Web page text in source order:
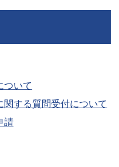
ついて
する質問受付について
請